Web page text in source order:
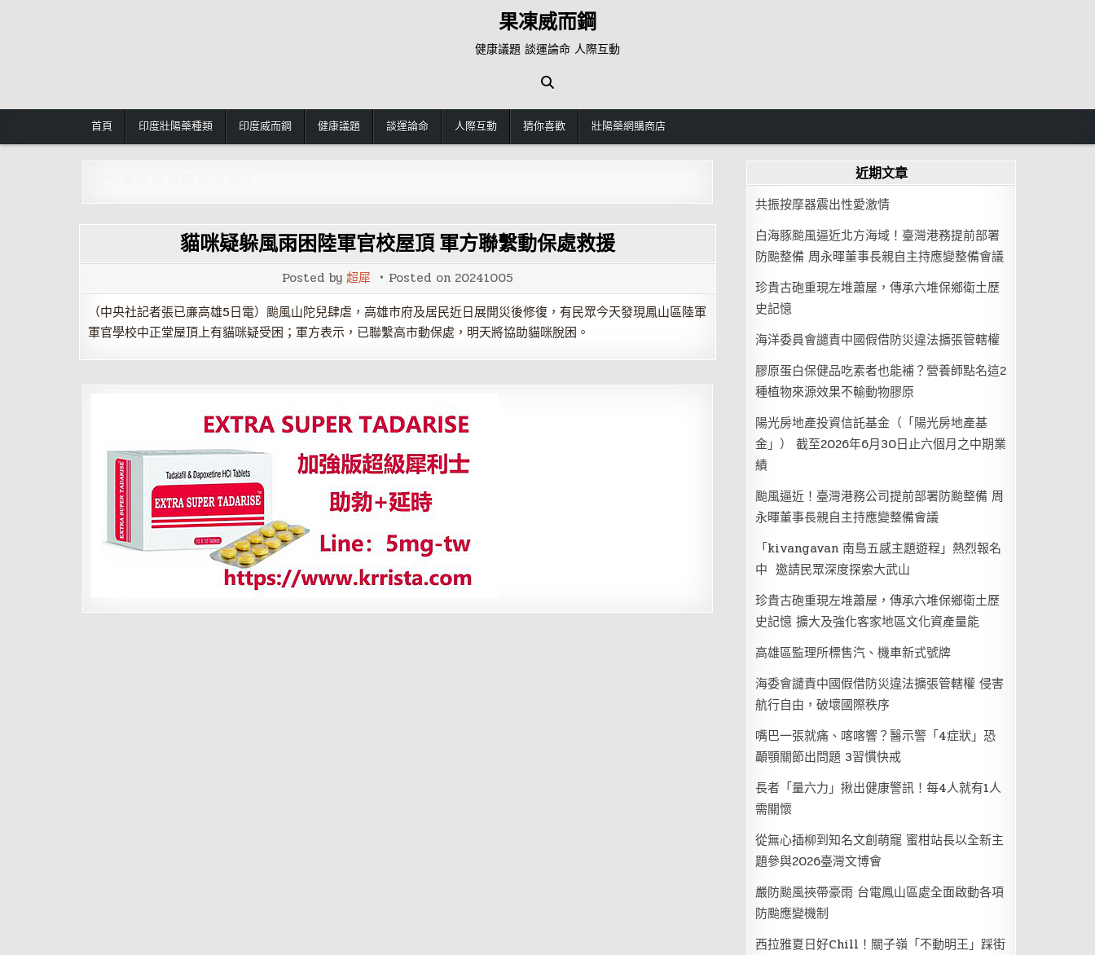
果凍威而鋼
健康議題 談運論命 人際互動
首頁 印度壯陽藥種類 印度威而鋼 健康議題 談運論命 人際互動 猜你喜歡 壯陽藥網購商店
貓咪疑躲風雨困陸軍官校屋頂 軍方聯繫動保處救援
Posted by 超犀 Posted on 20241005
（中央社記者張已亷高雄5日電）颱風山陀兒肆虐，高雄市府及居民近日展開災後修復，有民眾今天發現鳳山區陸軍
軍官學校中正堂屋頂上有貓咪疑受困；軍方表示，已聯繫高市動保處，明天將協助貓咪脫困。
近期文章
共振按摩器震出性愛激情
白海豚颱風逼近北方海域！臺灣港務提前部署
防颱整備 周永暉董事長親自主持應變整備會議
珍貴古砲重現左堆蕭屋，傳承六堆保鄉衛土歷
史記憶
海洋委員會譴責中國假借防災違法擴張管轄權
膠原蛋白保健品吃素者也能補？營養師點名這2
種植物來源效果不輸動物膠原
陽光房地產投資信託基金（「陽光房地產基
金」） 截至2026年6月30日止六個月之中期業
績
颱風逼近！臺灣港務公司提前部署防颱整備 周
永暉董事長親自主持應變整備會議
「kivangavan 南島五感主題遊程」熱烈報名
中 邀請民眾深度探索大武山
珍貴古砲重現左堆蕭屋，傳承六堆保鄉衛土歷
史記憶 擴大及強化客家地區文化資產量能
高雄區監理所標售汽、機車新式號牌
海委會譴責中國假借防災違法擴張管轄權 侵害
航行自由，破壞國際秩序
嘴巴一張就痛、喀喀響？醫示警「4症狀」恐
顳顎關節出問題 3習慣快戒
長者「量六力」揪出健康警訊！每4人就有1人
需關懷
從無心插柳到知名文創萌寵 蜜柑站長以全新主
題參與2026臺灣文博會
嚴防颱風挾帶豪雨 台電鳳山區處全面啟動各項
防颱應變機制
西拉雅夏日好Chill！關子嶺「不動明王」踩街